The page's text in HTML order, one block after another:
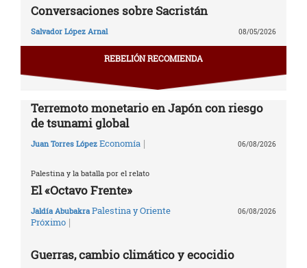
Conversaciones sobre Sacristán
Salvador López Arnal 08/05/2026
REBELIÓN RECOMIENDA
Terremoto monetario en Japón con riesgo
de tsunami global
Juan Torres López Economía | 06/08/2026
Palestina y la batalla por el relato
El «Octavo Frente»
Jaldía Abubakra Palestina y Oriente
Próximo |
06/08/2026
Guerras, cambio climático y ecocidio